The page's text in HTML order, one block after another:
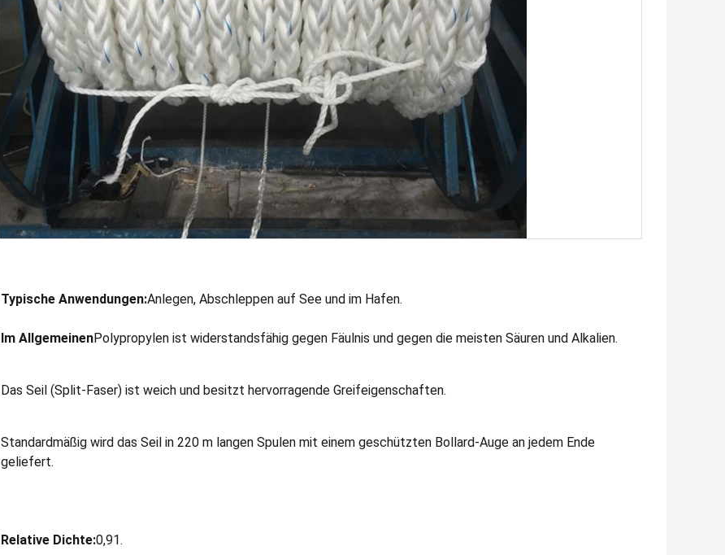
Typische Anwendungen:Anlegen, Abschleppen auf See und im Hafen.
Im AllgemeinenPolypropylen ist widerstandsfähig gegen Fäulnis und gegen die meisten Säuren und Alkalien.
Das Seil (Split-Faser) ist weich und besitzt hervorragende Greifeigenschaften.
Standardmäßig wird das Seil in 220 m langen Spulen mit einem geschützten Bollard-Auge an jedem Ende
geliefert.
Relative Dichte:0,91.